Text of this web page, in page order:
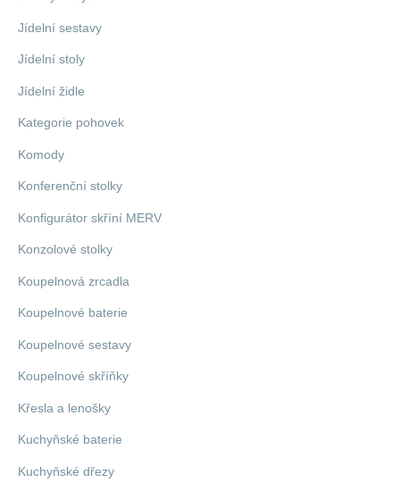
Jídelní sestavy
Jídelní stoly
Jídelní židle
Kategorie pohovek
Komody
Konferenční stolky
Konfigurátor skříní MERV
Konzolové stolky
Koupelnová zrcadla
Koupelnové baterie
Koupelnové sestavy
Koupelnové skříňky
Křesla a lenošky
Kuchyňské baterie
Kuchyňské dřezy